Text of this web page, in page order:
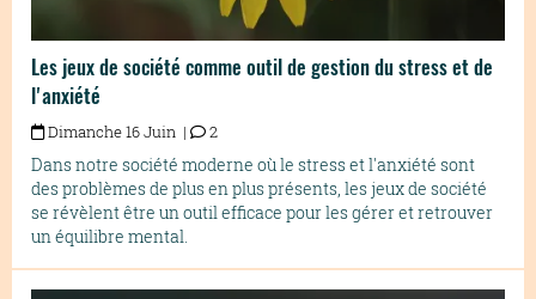
Les jeux de société comme outil de gestion du stress et de
l'anxiété
Dimanche 16 Juin | 2
Dans notre société moderne où le stress et l'anxiété sont
des problèmes de plus en plus présents, les jeux de société
se révèlent être un outil efficace pour les gérer et retrouver
un équilibre mental.